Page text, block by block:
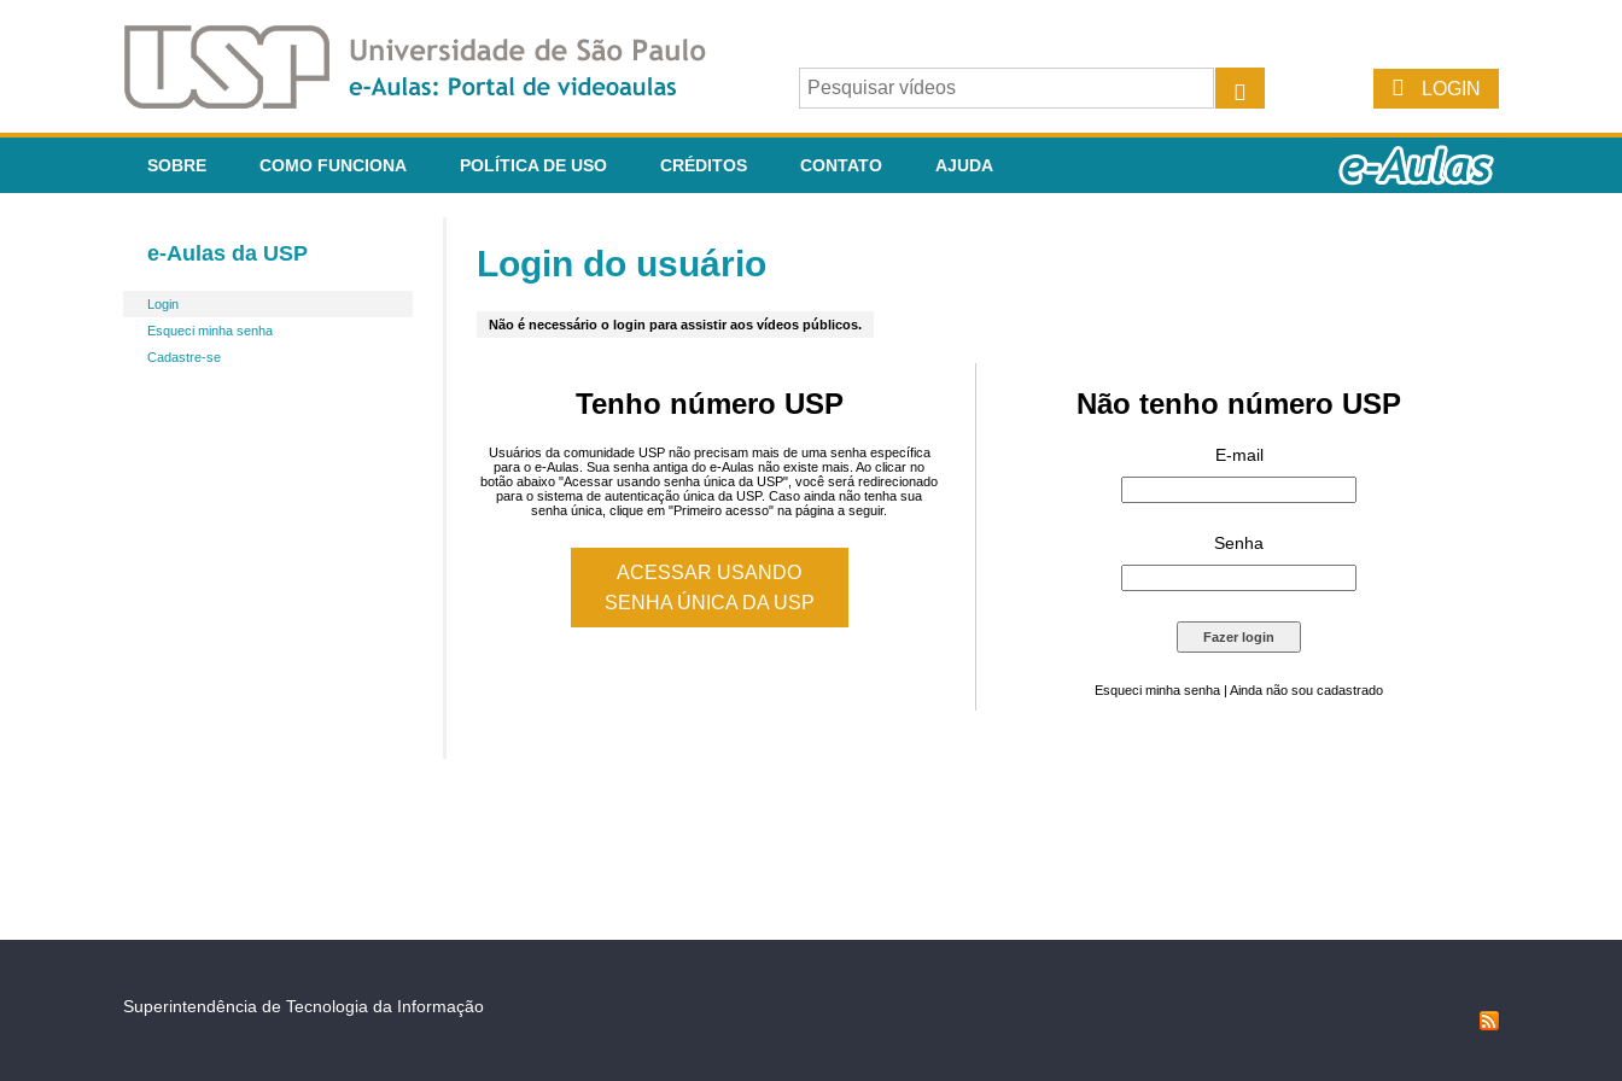
LOGIN
SOBRE COMO FUNCIONA POLÍTICA DE USO CRÉDITOS CONTATO AJUDA
e-Aulas da USP
Login
Esqueci minha senha
Cadastre-se
Login do usuário
Não é necessário o login para assistir aos vídeos públicos.
Tenho número USP
Usuários da comunidade USP não precisam mais de uma senha específica
para o e-Aulas. Sua senha antiga do e-Aulas não existe mais. Ao clicar no
botão abaixo "Acessar usando senha única da USP", você será redirecionado
para o sistema de autenticação única da USP. Caso ainda não tenha sua
senha única, clique em "Primeiro acesso" na página a seguir.
ACESSAR USANDO
SENHA ÚNICA DA USP
Não tenho número USP
E-mail
Senha
Esqueci minha senha | Ainda não sou cadastrado
Superintendência de Tecnologia da Informação